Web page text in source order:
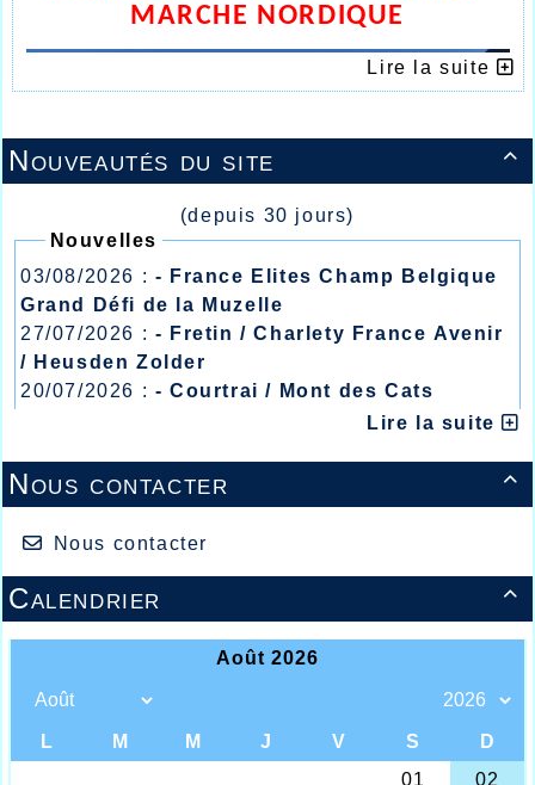

Nouveautés du site
(depuis 30 jours)
Nouvelles
03/08/2026 : - France Elites Champ Belgique
Grand Défi de la Muzelle
27/07/2026 : - Fretin / Charlety France Avenir
/ Heusden Zolder
20/07/2026 : - Courtrai / Mont des Cats
- Lyon / Meeting Abeilles /Lire la suite

Nous contacter
Nous contacter

Calendrier
MARCHE NORDIQUE
C’est dans la forêt de Fontainebleau que se sont
étaient qualifiés, une féminine et deux masculins
cadre boisé, quelques 260 athlètes des deux sexes
devaient aller au bout de l’épreuve, et les
Halluinois devaient bien se comporter avec une très
belle place de Sylviane Roelens qui devait terminer
investie au club Halluinois dans le groupe des
scratch à la 196
ème
place couvrant la distance en
1h55.53 alors que le précurseur de l’activité au club
Lire la suite